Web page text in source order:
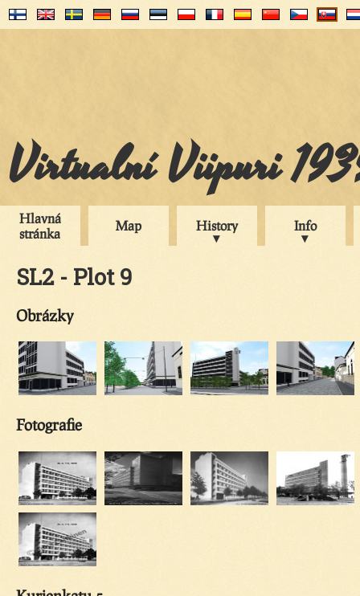
Virtualní Viipuri
Hlavná
stránka
Map History Info
SL2 - Plot 9
Obrázky
Fotografie